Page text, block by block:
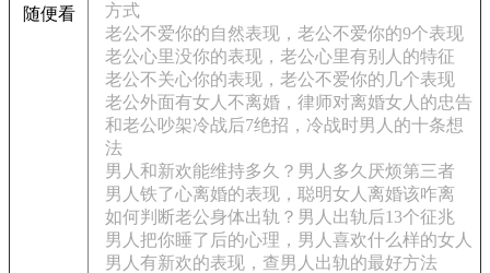
随便看
方式
老公不爱你的自然表现，老公不爱你的9个表现
老公心里没你的表现，老公心里有别人的特征
老公不关心你的表现，老公不爱你的几个表现
老公外面有女人不离婚，律师对离婚女人的忠告
和老公吵架冷战后7绝招，冷战时男人的十条想
法
男人和新欢能维持多久？男人多久厌烦第三者
男人铁了心离婚的表现，聪明女人离婚该咋离
如何判断老公身体出轨？男人出轨后13个征兆
男人把你睡了后的心理，男人喜欢什么样的女人
男人有新欢的表现，查男人出轨的最好方法